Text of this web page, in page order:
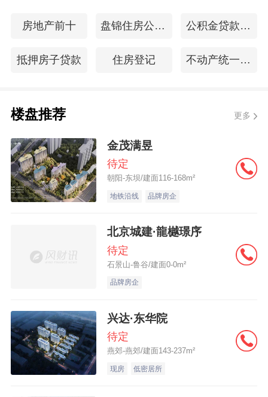
房地产前十 盘锦住房公积金查询 公积金贷款年龄
抵押房子贷款 住房登记 不动产统一登记
楼盘推荐 更多
金茂满昱
待定
朝阳-东坝/建面116-168m²
地铁沿线 品牌房企
北京城建·龍樾璟序
待定
石景山-鲁谷/建面0-0m²
品牌房企
兴达·东华院
待定
燕郊-燕郊/建面143-237m²
现房 低密居所